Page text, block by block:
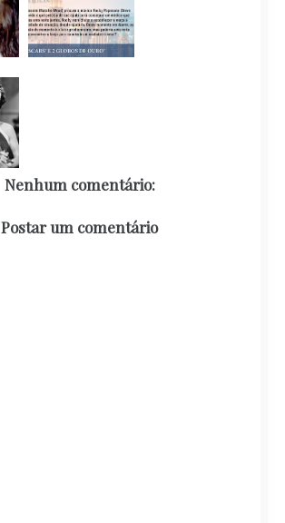
Nenhum comentário:
Postar um comentário